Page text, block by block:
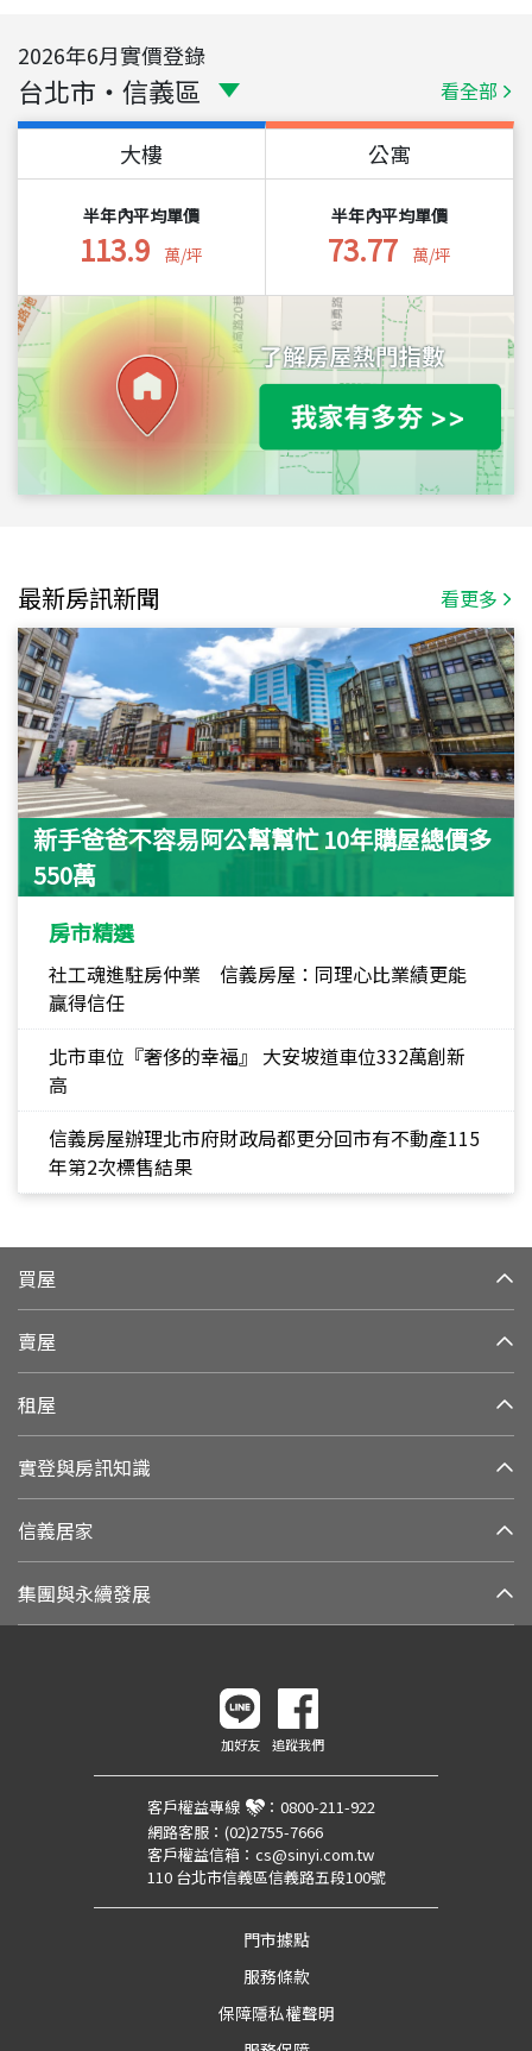
2026年6月實價登錄
台北市 ・ 信義區 看全部
大樓
半年內平均單價
113.9 萬/坪
公寓
半年內平均單價
73.77 萬/坪
最新房訊新聞 看更多
新手爸爸不容易阿公幫幫忙 10年購屋總價多
550萬
房市精選
社工魂進駐房仲業 信義房屋：同理心比業績更能
贏得信任
北市車位『奢侈的幸福』 大安坡道車位332萬創新
高
信義房屋辦理北市府財政局都更分回市有不動產115
年第2次標售結果
買屋
賣屋
租屋
實登與房訊知識
信義居家
集團與永續發展
加好友 追蹤我們
客戶權益專線 ： 0800-211-922
網路客服： (02)2755-7666
客戶權益信箱： cs@sinyi.com.tw
110 台北市信義區信義路五段100號
門市據點
服務條款
保障隱私權聲明